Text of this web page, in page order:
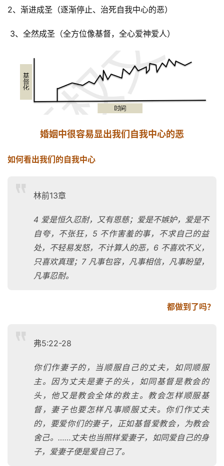
2、渐进成圣（逐渐停止、治死自我中心的恶）
3、全然成圣（全方位像基督，全心爱神爱人）
婚姻中很容易显出我们自我中心的恶
如何看出我们的自我中心
林前13章
4 爱是恒久忍耐，又有恩慈；爱是不嫉妒，爱是不
自夸，不张狂，5 不作害羞的事，不求自己的益
处，不轻易发怒，不计算人的恶，6 不喜欢不义，
只喜欢真理；7 凡事包容，凡事相信，凡事盼望，
凡事忍耐。
都做到了吗？
弗5:22-28
你们作妻子的，当顺服自己的丈夫，如同顺服
主。因为丈夫是妻子的头，如同基督是教会的
头，他又是教会全体的救主。教会怎样顺服基
督，妻子也要怎样凡事顺服丈夫。你们作丈夫
的，要爱你们的妻子，正如基督爱教会，为教会
舍己。……丈夫也当照样爱妻子，如同爱自己的身
子，爱妻子便是爱自己了。